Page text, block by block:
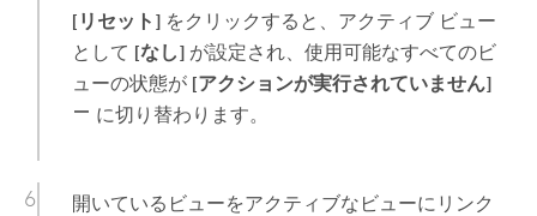
[リセット]をクリックすると、アクティブ ビュー
として [なし]が設定され、使用可能なすべてのビ
ューの状態が [アクションが実行されていません]
に切り替わります。
開いているビューをアクティブなビューにリンク